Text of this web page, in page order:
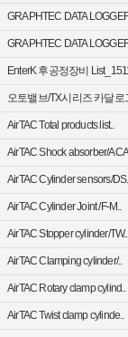
GRAPHTEC DATA
GRAPHTEC DATA
EnterK 후공정장비
오토밸브/TX시리즈 카달로
AirTAC Total products list..
AirTAC Shock absorber/
AirTAC Cylinder sensors/
AirTAC Cylinder Joint /F-M..
AirTAC Stopper cylinder/TW..
AirTAC Clamping cylinder/..
AirTAC Rotary clamp cylind..
AirTAC Twist clamp cylinde..